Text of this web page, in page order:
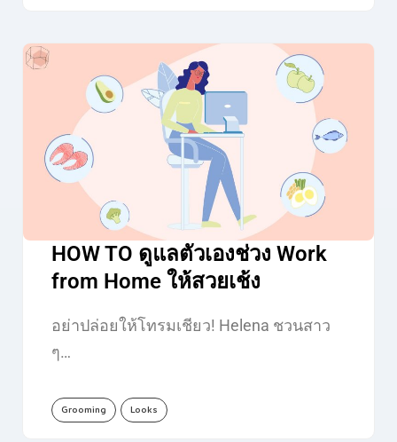
HOW TO ดูแลตัวเองช่วง Work
from Home ให้สวยเช้ง
อย่าปล่อยให้โทรมเชียว! Helena ชวนสาว
ๆ…
Grooming Looks